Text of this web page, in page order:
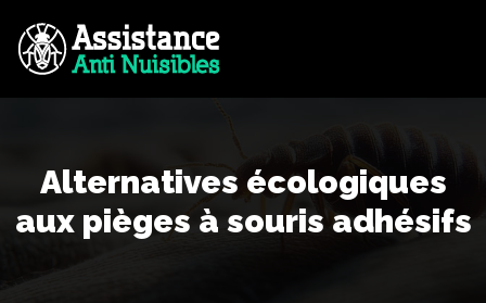
Alternatives écologiques
aux pièges à souris adhésifs